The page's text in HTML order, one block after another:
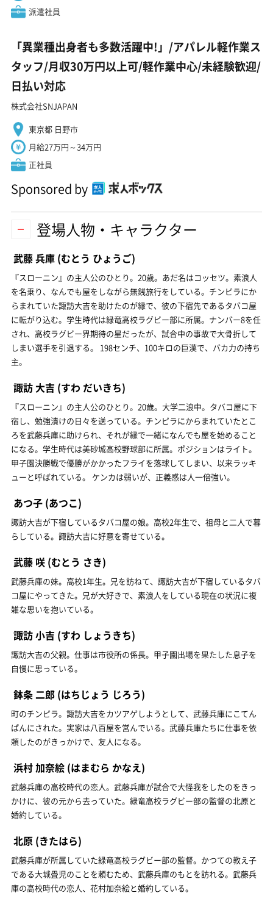
派遣社員
「異業種出身者も多数活躍中!」/アパレル軽作業ス
タッフ/月収30万円以上可/軽作業中心/未経験歓迎/
日払い対応
株式会社SNJAPAN
東京都 日野市
月給27万円～34万円
正社員
Sponsored by
登場人物・キャラクター
武藤 兵庫 (むとう ひょうご)
『スローニン』の主人公のひとり。20歳。あだ名はコッセツ。素浪人
を名乗り、なんでも屋をしながら無銭旅行をしている。チンピラにか
らまれていた諏訪大吉を助けたのが縁で、彼の下宿先であるタバコ屋
に転がり込む。学生時代は緑竜高校ラグビー部に所属。ナンバー8を任
され、高校ラグビー界期待の星だったが、試合中の事故で大骨折して
しまい選手を引退する。 198センチ、100キロの巨漢で、バカ力の持ち
主。
諏訪 大吉 (すわ だいきち)
『スローニン』の主人公のひとり。20歳。大学二浪中。タバコ屋に下
宿し、勉強漬けの日々を送っている。チンピラにからまれていたとこ
ろを武藤兵庫に助けられ、それが縁で一緒になんでも屋を始めること
になる。学生時代は美砂城高校野球部に所属。ポジションはライト。
甲子園決勝戦で優勝がかかったフライを落球してしまい、以来ラッキ
ューと呼ばれている。 ケンカは弱いが、正義感は人一倍強い。
あつ子 (あつこ)
諏訪大吉が下宿しているタバコ屋の娘。高校2年生で、祖母と二人で暮
らしている。諏訪大吉に好意を寄せている。
武藤 咲 (むとう さき)
武藤兵庫の妹。高校1年生。兄を訪ねて、諏訪大吉が下宿しているタバ
コ屋にやってきた。兄が大好きで、素浪人をしている現在の状況に複
雑な思いを抱いている。
諏訪 小吉 (すわ しょうきち)
諏訪大吉の父親。仕事は市役所の係長。甲子園出場を果たした息子を
自慢に思っている。
鉢条 二郎 (はちじょう じろう)
町のチンピラ。諏訪大吉をカツアゲしようとして、武藤兵庫にこてん
ぱんにされた。実家は八百屋を営んでいる。武藤兵庫たちに仕事を依
頼したのがきっかけで、友人になる。
浜村 加奈絵 (はまむら かなえ)
武藤兵庫の高校時代の恋人。武藤兵庫が試合で大怪我をしたのをきっ
かけに、彼の元から去っていた。緑竜高校ラグビー部の監督の北原と
婚約している。
北原 (きたはら)
武藤兵庫が所属していた緑竜高校ラグビー部の監督。かつての教え子
である大城畳児のことを頼むため、武藤兵庫のもとを訪れる。武藤兵
庫の高校時代の恋人、花村加奈絵と婚約している。